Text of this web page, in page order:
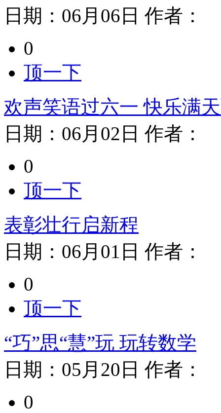
日期： 06月06日 作者：
0
顶一下
欢声笑语过六一 快乐满
日期： 06月02日 作者：
0
顶一下
表彰壮行启新程
日期： 06月01日 作者：
0
顶一下
“巧”思“慧”玩 玩转数学
日期： 05月20日 作者：
0